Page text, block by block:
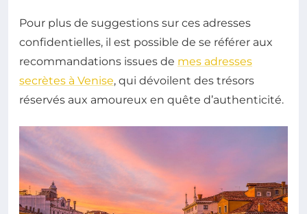
Pour plus de suggestions sur ces adresses
confidentielles, il est possible de se référer aux
recommandations issues de mes adresses
secrètes à Venise, qui dévoilent des trésors
réservés aux amoureux en quête d’authenticité.